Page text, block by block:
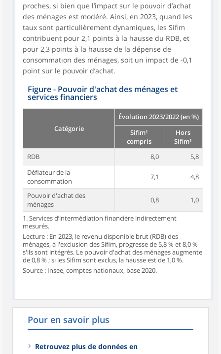
proches, si bien que l’impact sur le pouvoir d’achat
des ménages est modéré. Ainsi, en 2023, quand les
taux sont particulièrement dynamiques, les Sifim
contribuent pour 2,1 points à la hausse du RDB, et
pour 2,3 points à la hausse de la dépense de
consommation des ménages, soit un impact de -0,1
point sur le pouvoir d’achat.
Figure - Pouvoir d'achat des ménages et
services financiers
Catégorie
Évolution 2023/2022 (en %)
Sifim¹
compris
Hors
Sifim¹
RDB
8,0
5,8
Déflateur de la
consommation
7,1 4,8
Pouvoir d'achat des
ménages
0,8 1,0
1. Services d’intermédiation financière indirectement
mesurés.
Lecture : En 2023, le revenu disponible brut (RDB) des
ménages, à l'exclusion des Sifim, progresse de 5,8 % et 8,0 %
s'ils sont intégrés. Le pouvoir d'achat des ménages augmente
de 0,8 % ; si les Sifim sont exclus, la hausse est de 1,0 %.
Source : Insee, comptes nationaux, base 2020.
Pour en savoir plus
Retrouvez plus de données en